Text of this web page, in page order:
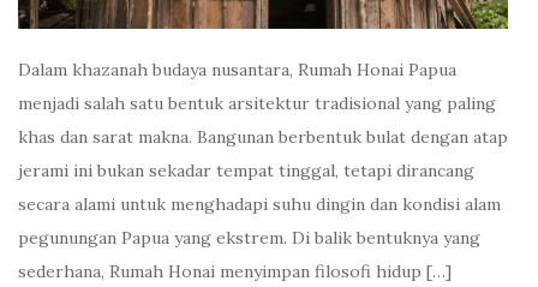
Dalam khazanah budaya nusantara, Rumah Honai Papua
menjadi salah satu bentuk arsitektur tradisional yang paling
khas dan sarat makna. Bangunan berbentuk bulat dengan atap
jerami ini bukan sekadar tempat tinggal, tetapi dirancang
secara alami untuk menghadapi suhu dingin dan kondisi alam
pegunungan Papua yang ekstrem. Di balik bentuknya yang
sederhana, Rumah Honai menyimpan filosofi hidup […]